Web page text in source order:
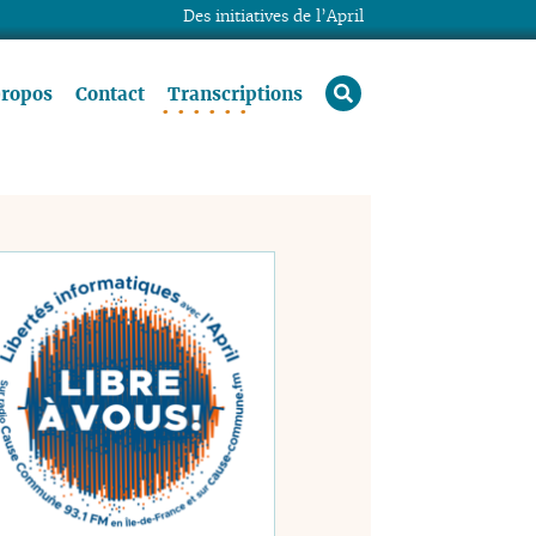
Contact Transcriptions rechercher
Des initiatives de l’April